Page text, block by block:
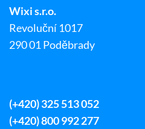
Wixi s.r.o.
Revoluční 1017
290 01 Poděbrady
(+420) 325 513 052
(+420) 800 992 277